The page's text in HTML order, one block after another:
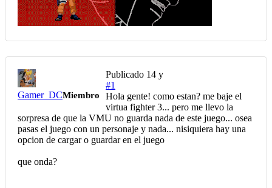
Gamer_DCMiembro
Publicado 14 y
#1
Hola gente! como estan? me baje el
virtua fighter 3... pero me llevo la
sorpresa de que la VMU no guarda nada de este juego... osea
pasas el juego con un personaje y nada... nisiquiera hay una
opcion de cargar o guardar en el juego
que onda?